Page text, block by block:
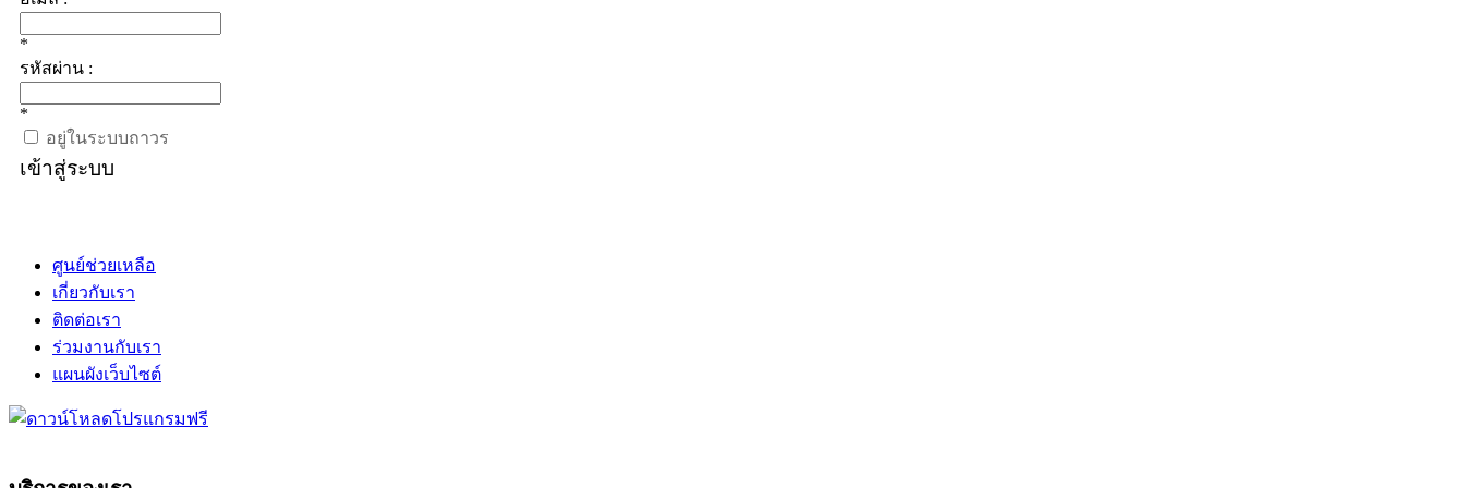
*
รหัสผ่าน :
*
อยู่ในระบบถาวร
เข้าสู่ระบบ
ศูนย์ช่วยเหลือ
เกี่ยวกับเรา
ติดต่อเรา
ร่วมงานกับเรา
แผนผังเว็บไซต์